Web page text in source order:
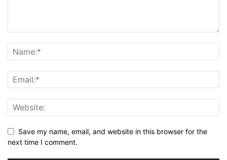
Save my name, email, and website in this browser for the
next time I comment.